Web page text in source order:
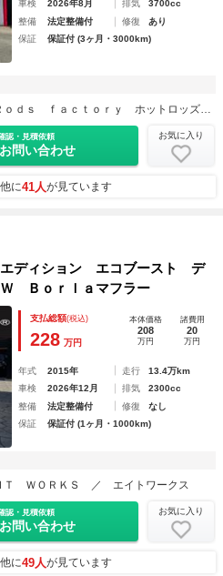
車検 2026年8月 排気
3700cc
整備
法定整備付 修復
あり
保証
保証付 (3ヶ月・3000km)
Ｈｏｔ Ｒｏｄｓ ｆａｃｔｏｒｙ ホットロッズファクトリー
認・見積依頼
問い合わせ
お気に入り
に41人が見ています
ディション エコブースト デ
Ｂｏｒｌａマフラー
支払総額(税込)
228 万円
本体価格
208
万円
諸費用
20
万円
年式 2015年 走行
13.4万km
車検
2026年12月 排気
2300cc
整備
法定整備付 修復
なし
保証
保証付 (1ヶ月・1000km)
Ｔ ＷＯＲＫＳ ／ エイトワークス
認・見積依頼
問い合わせ
お気に入り
に49人が見ています